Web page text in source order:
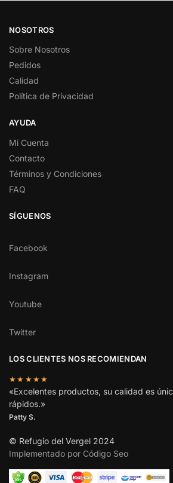
NOSOTROS
Sobre Nosotros
Pedidos
Calidad
Política de Privacidad
AYUDA
Mi Cuenta
Contacto
Términos y Condiciones
FAQ
SÍGUENOS
Facebook
Instagram
Youtube
Twitter
LOS CLIENTES NOS RECOMIENDAN
★★★★★
«Excelentes productos, su calidad es
rápidos.»
Patty S.
© Refugio del Vergel 2024
Implementado por Código Seo